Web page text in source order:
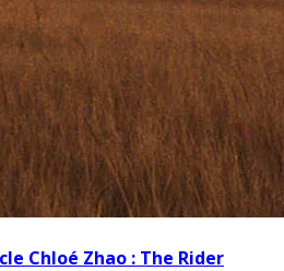
Chloé Zhao : The Rider